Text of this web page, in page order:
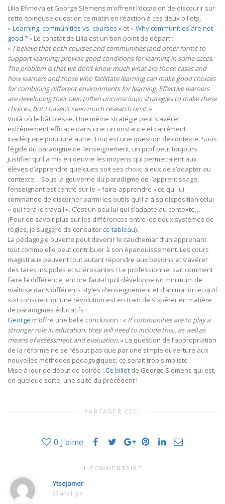
Lilia Efimova et George Siemens m’offrent l’occasion de discourir sur
cette épineuse question ce matin en réaction à ces deux billets,
« Learning: communities vs. courses » et « Why communities are not
good ?» Le constat de Lilia est un bon point de départ :
« I believe that both courses and communities (and other forms to
support learning) provide good conditions for learning in some cases.
The problem is that we don’t know much what are those cases and
how learners and those who facilitate learning can make good choices
for combining different environments for learning. Effective learners
are developing their own (often unconscious) strategies to make these
choices, but I haven’t seen much research on it.»
Voilà où le bât blesse. Une même stratégie peut s’avérer
extrêmement efficace dans une circonstance et carrément
inadéquate pour une autre. Tout est une question de contexte. Sous
l’égide du paradigme de l’enseignement, un prof peut toujours
justifier qu’il a mis en oeuvre les moyens qui permettaient aux
élèves d’apprendre quelques soit ses choix; à eux de s’adapter au
contexte… Sous la gouverne du paradigme de l’apprentissage,
l’enseignant est centré sur le « faire-apprendre » ce qui lui
commande de discerner parmi les outils qu’il a à sa disposition celui
« qui fera le travail ». C’est un peu lui qui s’adapte au contexte…
(Pour en savoir plus sur les différences entre les deux systèmes de
règles, je suggère de consulterce tableau).
La pédagogie ouverte peut devenir le cauchemar d’un apprenant
tout comme elle peut contribuer à son épanouissement. Les cours
magistraux peuvent tout autant répondre aux besoins et s’avérer
des tares insipides et sclérosantes ! Le professionnel sait comment
faire la différence; encore faut-il qu’il développe un minimum de
maîtrise dans différents styles d’enseignement et d’animation et qu’il
soit conscient qu’une révolution est en train de s’opérer en matière
de paradigmes éducatifs !
George m’offre une belle conclusion : « If communities are to play a
stronger role in education, they will need to include this…as well as
means of assessment and evaluation.» La question de l’appropriation
de la réforme ne se résout pas que par une simple ouverture aux
nouvelles méthodes pédagogiques; ce serait trop simpliste !
Mise à jour de début de soirée : Ce billet de George Siemens qui est,
en quelque sorte, une suite du précédent !
PARTAGER CECI
0 J'aime
1 COMMENTAIRE
Ytsejamer
23 ans Il y a